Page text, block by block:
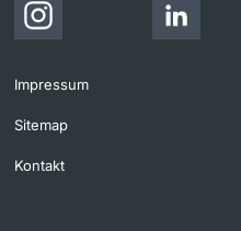
Impressum
Sitemap
Kontakt